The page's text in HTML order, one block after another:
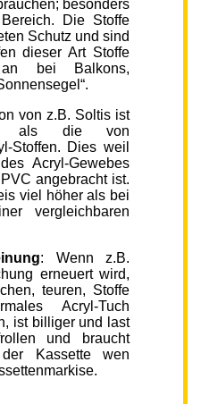
besonders
Die Stoffe
Schutz und sind
dieser Art Stoffe
bei Balkons,
von z.B. Soltis ist
als die von
Stoffen. Dies weil
Acryl-Gewebes
angebracht ist.
viel höher als bei
vergleichbaren
: Wenn z.B.
erneuert wird,
teuren, Stoffe
Acryl-Tuch
ist billiger und last
und braucht
Kassette wen